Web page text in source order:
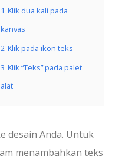
1 Klik dua kali pada
kanvas
2 Klik pada ikon teks
3 Klik “Teks” pada palet
alat
desain Anda. Untuk
menambahkan teks